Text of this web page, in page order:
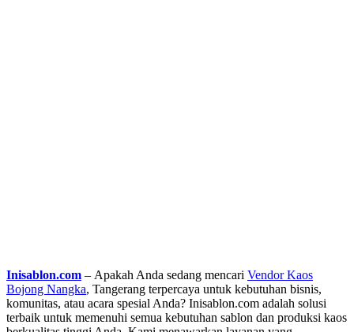
Inisablon.com – Apakah Anda sedang mencari Vendor Kaos
Bojong Nangka, Tangerang terpercaya untuk kebutuhan bisnis,
komunitas, atau acara spesial Anda? Inisablon.com adalah solusi
terbaik untuk memenuhi semua kebutuhan sablon dan produksi kaos